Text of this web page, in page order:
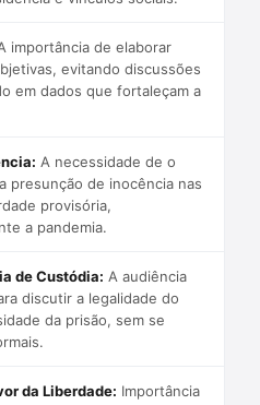
importância de elaborar
evitando discussões
em dados que fortaleçam a
A necessidade de o
presunção de inocência nas
provisória,
a pandemia.
de Custódia: A audiência
discutir a legalidade do
da prisão, sem se
da Liberdade: Importância